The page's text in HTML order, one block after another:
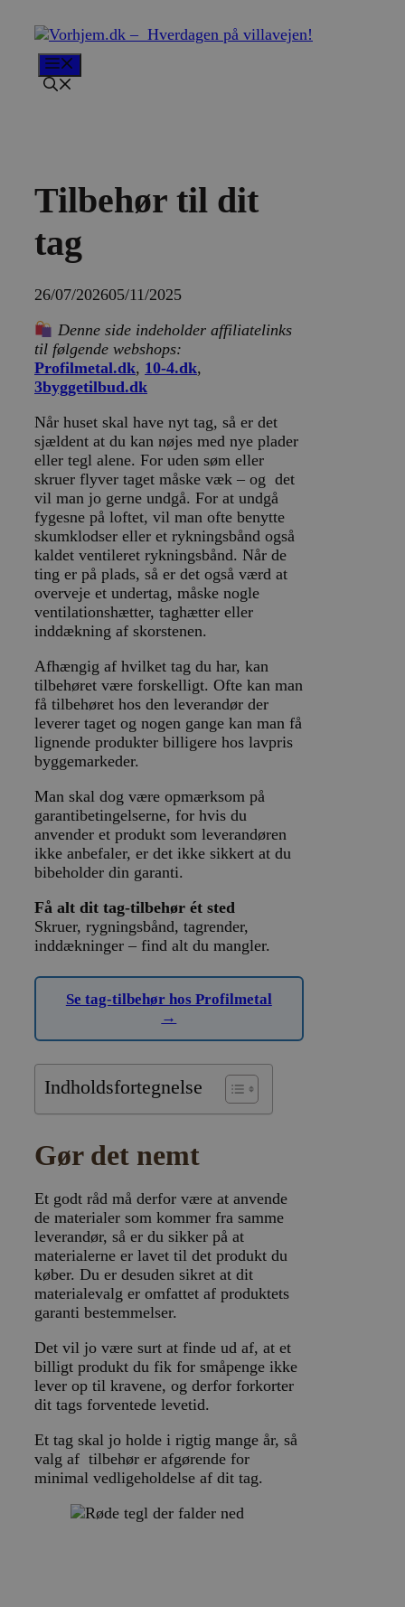
indhold
Tilbehør til dit
tag
26/07/202605/11/2025
Denne side indeholder affiliatelinks
til følgende webshops:
Profilmetal.dk, 10-4.dk,
3byggetilbud.dk
Når huset skal have nyt tag, så er det
sjældent at du kan nøjes med nye plader
eller tegl alene. For uden søm eller
skruer flyver taget måske væk – og det
vil man jo gerne undgå. For at undgå
fygesne på loftet, vil man ofte benytte
skumklodser eller et rykningsbånd også
kaldet ventileret rykningsbånd. Når de
ting er på plads, så er det også værd at
overveje et undertag, måske nogle
ventilationshætter, taghætter eller
inddækning af skorstenen.
Afhængig af hvilket tag du har, kan
tilbehøret være forskelligt. Ofte kan man
få tilbehøret hos den leverandør der
leverer taget og nogen gange kan man få
lignende produkter billigere hos lavpris
byggemarkeder.
Man skal dog være opmærksom på
garantibetingelserne, for hvis du
anvender et produkt som leverandøren
ikke anbefaler, er det ikke sikkert at du
bibeholder din garanti.
Få alt dit tag-tilbehør ét sted
Skruer, rygningsbånd, tagrender,
inddækninger – find alt du mangler.
Se tag-tilbehør hos Profilmetal
→
Indholdsfortegnelse
Gør det nemt
Et godt råd må derfor være at anvende
de materialer som kommer fra samme
leverandør, så er du sikker på at
materialerne er lavet til det produkt du
køber. Du er desuden sikret at dit
materialevalg er omfattet af produktets
garanti bestemmelser.
Det vil jo være surt at finde ud af, at et
billigt produkt du fik for småpenge ikke
lever op til kravene, og derfor forkorter
dit tags forventede levetid.
Et tag skal jo holde i rigtig mange år, så
valg af tilbehør er afgørende for
minimal vedligeholdelse af dit tag.